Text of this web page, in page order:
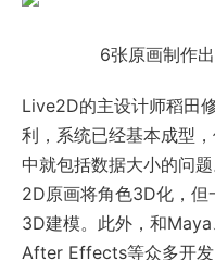
6张原画制作
Live2D的主设计师稻田
利，系统已经基本成型
中就包括数据大小的问
2D原画将角色3D化，但
3D建模。此外，和
After Effects等众多开